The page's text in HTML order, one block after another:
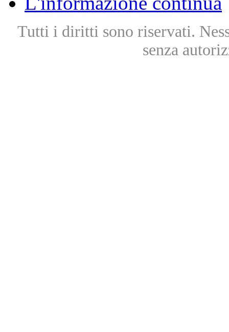
Tutti i diritti sono riservati.
senza